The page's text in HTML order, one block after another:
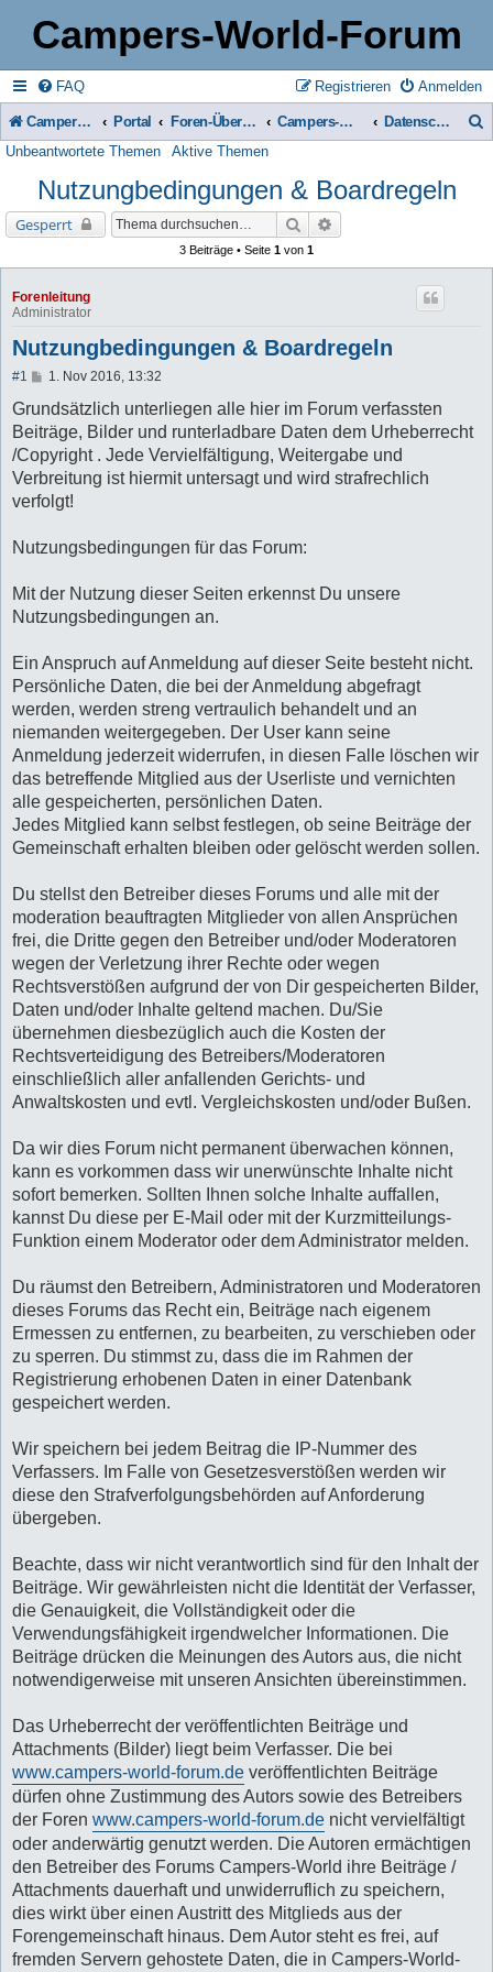
Campers-World-Forum
FAQ Anmelden
Registrieren
Campers-World-Forum Portal Foren-Übersicht Campers-World-Forum Intern Datenschutzerklärung, Boardregeln & Impressum
Unbeantwortete Themen Aktive Themen
Nutzungbedingungen & Boardregeln
Gesperrt Suche
3 Beiträge • Seite 1 von 1
Forenleitung
Administrator
Nutzungbedingungen & Boardregeln
#1
B
i
r
a
g
1. Nov 2016, 13:32
Grundsätzlich unterliegen alle hier im Forum verfassten
Beiträge, Bilder und runterladbare Daten dem Urheberrecht
/Copyright . Jede Vervielfältigung, Weitergabe und
Verbreitung ist hiermit untersagt und wird strafrechlich
verfolgt!
Nutzungsbedingungen für das Forum:
Mit der Nutzung dieser Seiten erkennst Du unsere
Nutzungsbedingungen an.
Ein Anspruch auf Anmeldung auf dieser Seite besteht nicht.
Persönliche Daten, die bei der Anmeldung abgefragt
werden, werden streng vertraulich behandelt und an
niemanden weitergegeben. Der User kann seine
Anmeldung jederzeit widerrufen, in diesen Falle löschen wir
das betreffende Mitglied aus der Userliste und vernichten
alle gespeicherten, persönlichen Daten.
Jedes Mitglied kann selbst festlegen, ob seine Beiträge der
Gemeinschaft erhalten bleiben oder gelöscht werden sollen.
Du stellst den Betreiber dieses Forums und alle mit der
moderation beauftragten Mitglieder von allen Ansprüchen
frei, die Dritte gegen den Betreiber und/oder Moderatoren
wegen der Verletzung ihrer Rechte oder wegen
Rechtsverstößen aufgrund der von Dir gespeicherten Bilder,
Daten und/oder Inhalte geltend machen. Du/Sie
übernehmen diesbezüglich auch die Kosten der
Rechtsverteidigung des Betreibers/Moderatoren
einschließlich aller anfallenden Gerichts- und
Anwaltskosten und evtl. Vergleichskosten und/oder Bußen.
Da wir dies Forum nicht permanent überwachen können,
kann es vorkommen dass wir unerwünschte Inhalte nicht
sofort bemerken. Sollten Ihnen solche Inhalte auffallen,
kannst Du diese per E-Mail oder mit der Kurzmitteilungs-
Funktion einem Moderator oder dem Administrator melden.
Du räumst den Betreibern, Administratoren und Moderatoren
dieses Forums das Recht ein, Beiträge nach eigenem
Ermessen zu entfernen, zu bearbeiten, zu verschieben oder
zu sperren. Du stimmst zu, dass die im Rahmen der
Registrierung erhobenen Daten in einer Datenbank
gespeichert werden.
Wir speichern bei jedem Beitrag die IP-Nummer des
Verfassers. Im Falle von Gesetzesverstößen werden wir
diese den Strafverfolgungsbehörden auf Anforderung
übergeben.
Beachte, dass wir nicht verantwortlich sind für den Inhalt der
Beiträge. Wir gewährleisten nicht die Identität der Verfasser,
die Genauigkeit, die Vollständigkeit oder die
Verwendungsfähigkeit irgendwelcher Informationen. Die
Beiträge drücken die Meinungen des Autors aus, die nicht
notwendigerweise mit unseren Ansichten übereinstimmen.
Das Urheberrecht der veröffentlichten Beiträge und
Attachments (Bilder) liegt beim Verfasser. Die bei
www.campers-world-forum.de veröffentlichten Beiträge
dürfen ohne Zustimmung des Autors sowie des Betreibers
der Foren www.campers-world-forum.de nicht vervielfältigt
oder anderwärtig genutzt werden. Die Autoren ermächtigen
den Betreiber des Forums Campers-World ihre Beiträge /
Attachments dauerhaft und unwiderruflich zu speichern,
dies wirkt über einen Austritt des Mitglieds aus der
Forengemeinschaft hinaus. Dem Autor steht es frei, auf
fremden Servern gehostete Daten, die in Campers-World-